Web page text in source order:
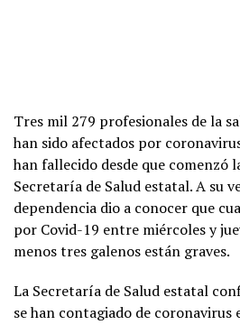
Tres mil 279 profesionales de la
han sido afectados por
han fallecido desde que comenzó
Secretaría de Salud estatal. A su
dependencia dio a conocer que
por Covid-19 entre miércoles y
menos tres galenos están graves.
La Secretaría de Salud estatal
se han contagiado de coronavirus